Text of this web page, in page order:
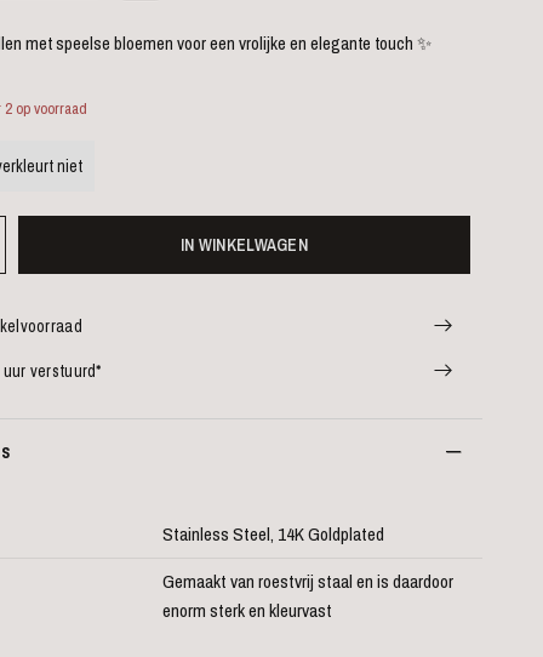
met speelse bloemen voor een vrolijke en elegante touch ✨
op voorraad
niet
IN WINKELWAGEN
verstuurd*
Stainless Steel, 14K Goldplated
Gemaakt van roestvrij staal en is daardoor
enorm sterk en kleurvast